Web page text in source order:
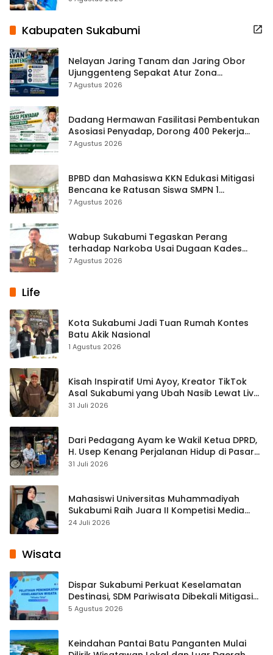
Kabupaten Sukabumi
Nelayan Jaring Tanam dan Jaring Obor
Ujunggenteng Sepakat Atur Zona
Penangkapan
7 Agustus 2026
Dadang Hermawan Fasilitasi Pembentukan
Asosiasi Penyadap, Dorong 400 Pekerja
Dapat Perlindungan BPJS
7 Agustus 2026
BPBD dan Mahasiswa KKN Edukasi Mitigasi
Bencana ke Ratusan Siswa SMPN 1
Simpenan
7 Agustus 2026
Wabup Sukabumi Tegaskan Perang
terhadap Narkoba Usai Dugaan Kades
Terlibat
7 Agustus 2026
Life
Kota Sukabumi Jadi Tuan Rumah Kontes
Batu Akik Nasional
1 Agustus 2026
Kisah Inspiratif Umi Ayoy, Kreator TikTok
Asal Sukabumi yang Ubah Nasib Lewat Live
Streaming
31 Juli 2026
Dari Pedagang Ayam ke Wakil Ketua DPRD,
H. Usep Kenang Perjalanan Hidup di Pasar
Cisaat
31 Juli 2026
Mahasiswi Universitas Muhammadiyah
Sukabumi Raih Juara II Kompetisi Media
Pembelajaran Digital Tingkat Internasional
24 Juli 2026
Wisata
Dispar Sukabumi Perkuat Keselamatan
Destinasi, SDM Pariwisata Dibekali Mitigasi
hingga Teknik Evakuasi
5 Agustus 2026
Keindahan Pantai Batu Panganten Mulai